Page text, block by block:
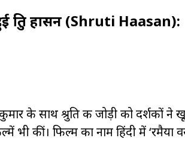
श्रुति हासन (Shruti Haasan):
के साथ श्रुति की जोड़ी को दर्शकों ने
भी कीं। फिल्म का नाम हिंदी में ‘रमैया